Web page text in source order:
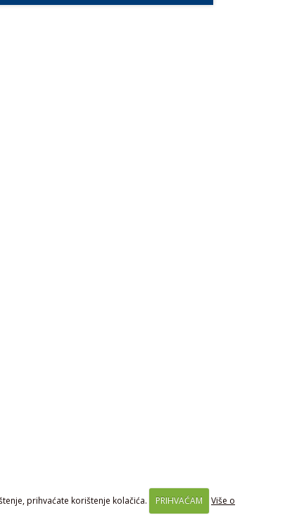
prihvaćate korištenje kolačića. PRIHVAĆAM Više o